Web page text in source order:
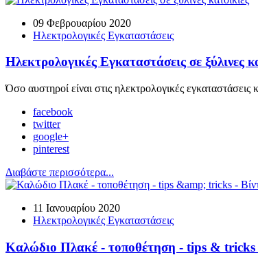
09 Φεβρουαρίου 2020
Ηλεκτρολογικές Εγκαταστάσεις
Ηλεκτρολογικές Εγκαταστάσεις σε ξύλινες
Όσο αυστηροί είναι στις ηλεκτρολογικές εγκαταστάσεις
facebook
twitter
google+
pinterest
Διαβάστε περισσότερα...
11 Ιανουαρίου 2020
Ηλεκτρολογικές Εγκαταστάσεις
Καλώδιο Πλακέ - τοποθέτηση - tips & tricks